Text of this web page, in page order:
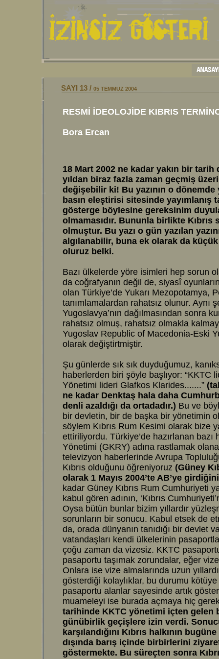
SAYI 13 / 05 TEMMUZ 2004
RESMİ İDEOLOJİDE KIBRIS
Bora Ercan
18 Mart 2002 ne kadar yakın bir
yıldan biraz fazla zaman geçmiş
değişebilir ki! Bu yazının o dönemde
basın eleştirisi sitesinde
gösterge böylesine gereksinim
olmamasıdır. Bununla birlikte
olmuştur. Bu yazı o gün yazılan
algılanabilir, buna ek olarak da
oluruz belki.
Bazı ülkelerde yöre isimleri hep sorun
da coğrafyanın değil de, siyasî
olan Türkiye’de Yukarı Mezopotamya,
tanımlamalardan rahatsız olunur. Aynı
Yugoslavya’nın dağılmasından sonra
rahatsız olmuş, rahatsız olmakla
Yugoslav Republic of Macedonia-Eski
olarak değiştirtmiştir.
Şu günlerde sık sık duyduğumuz,
haberlerden biri şöyle başlıyor: “KKTC
Yönetimi lideri Glafkos Klarides.......”
ne kadar Denktaş hala daha
denli azaldığı da ortadadır.) Bu ve
bir devletin, bir de başka bir yönetimin
söylem Kıbrıs Rum Kesimi olarak bize
ettiriliyordu. Türkiye’de hazırlanan bazı
Yönetimi (GKRY) adına rastlamak
televizyon haberlerinde Avrupa
Kıbrıs olduğunu öğreniyoruz (Güney
olarak 1 Mayıs 2004’te AB’ye
kadar Güney Kıbrıs Rum Cumhuriyeti
kabul gören adının, ‘Kıbrıs
Oysa bütün bunlar bizim yıllardır
sorunların bir sonucu. Kabul etsek de
da, orada dünyanın tanıdığı bir devlet
vatandaşları kendi ülkelerinin
çoğu zaman da vizesiz. KKTC
pasaportu taşımak zorundalar, eğer
Onlara ise vize almalarında uzun
gösterdiği kolaylıklar, bu durumu
pasaportu alanlar sayesinde artık
muameleyi ise burada açmaya hiç
tarihinde KKTC yönetimi içten gelen
günübirlik geçişlere izin verdi.
karşılandığını Kıbrıs halkının
dışında barış içinde birbirlerini
göstermekte. Bu süreçten sonra